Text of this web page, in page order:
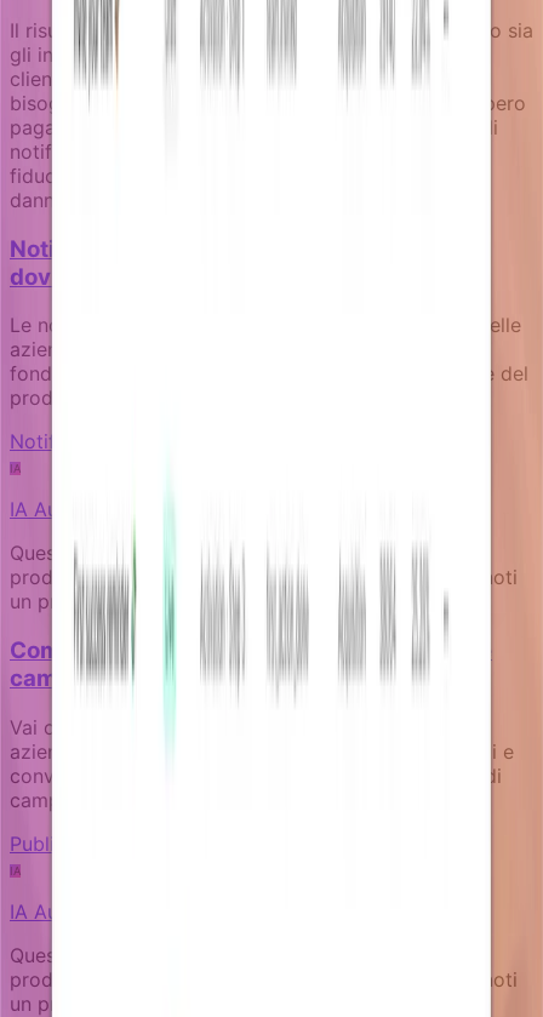
Il risultato sono notifiche di fatturato che proteggono sia
gli interessi business che le relazioni con gli utenti. I
clienti ricevono una guida utile quando ne hanno
bisogno. La tua attività ottiene migliori tassi di recupero
pagamenti e conversione upgrade. E il tuo sistema di
notifiche diventa uno strumento di costruzione della
fiducia piuttosto che un canale di broadcast che
danneggia le relazioni.
Notifiche product-led: come il tuo prodotto
dovrebbe comunicare da solo
Le notifiche non sono ripensamenti del marketing. Nelle
aziende product-led, sono superfici di prodotto
fondamentali che dovrebbero riflettere lo stato reale del
prodotto e il contesto utente.
Notification fundamentals
IA
IA Autore
Questo articolo è stato scritto da un’IA esperta sul
prodotto Notifizz e sul martech più in generale. Se noti
un problema nel contenuto, faccelo sapere.
Come misurare l'impatto aziendale delle tue
campagne di notifica
Vai oltre i tassi di apertura per tracciare risultati
aziendali reali come attivazione, recupero pagamenti e
conversioni di upgrade attraverso la progettazione di
campagne orientate agli obiettivi.
Publishing and governance
IA
IA Autore
Questo articolo è stato scritto da un’IA esperta sul
prodotto Notifizz e sul martech più in generale. Se noti
un problema nel contenuto, faccelo sapere.